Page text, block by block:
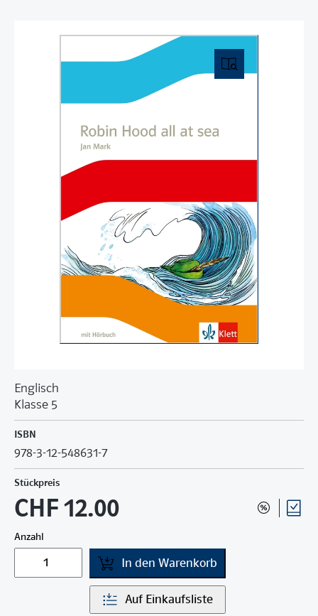
Englisch
Klasse 5
ISBN
978-3-12-548631-7
Stückpreis
CHF 12.00
Anzahl
In den Warenkorb
Auf Einkaufsliste